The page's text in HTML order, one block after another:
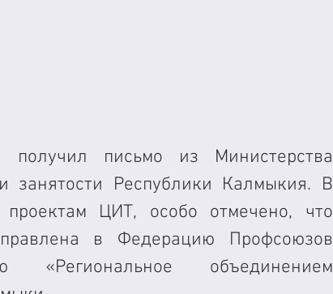
получил письмо из Министерства
занятости Республики Калмыкия. В
ЦИТ, особо отмечено, что
в Федерацию Профсоюзов
объединением